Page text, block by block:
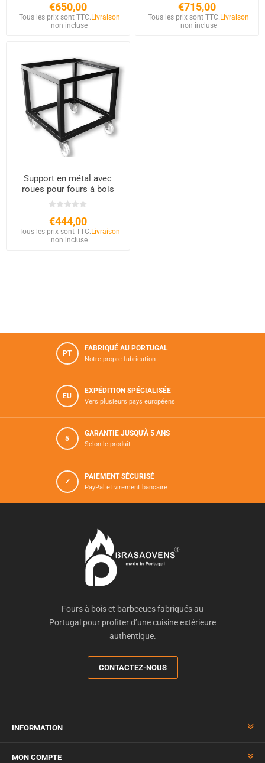
€650,00
Tous les prix sont TTC. Livraison
non incluse
€715,00
Tous les prix sont TTC. Livraison
non incluse
Support en métal avec
roues pour fours à bois
€444,00
Tous les prix sont TTC. Livraison
non incluse
PT
FABRIQUÉ AU PORTUGAL
Notre propre fabrication
EU
EXPÉDITION SPÉCIALISÉE
Vers plusieurs pays européens
5
GARANTIE JUSQU'À 5 ANS
Selon le produit
✓
PAIEMENT SÉCURISÉ
PayPal et virement bancaire
Fours à bois et barbecues fabriqués au
Portugal pour profiter d’une cuisine extérieure
authentique.
CONTACTEZ-NOUS
INFORMATION
MON COMPTE